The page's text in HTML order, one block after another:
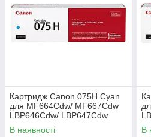
Картридж Canon 075H Cyan
для MF664Cdw/ MF667Cdw
LBP646Cdw/ LBP647Cdw
(6368C002AA)
В наявності В